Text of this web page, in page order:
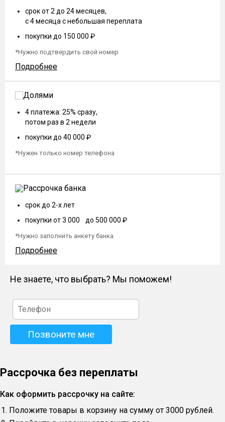
срок от 2 до 24 месяцев,
с 4 месяца с небольшая переплата
покупки до 150 000 ₽
*Нужно подтвердить свой номер
Подробнее
4 платежа: 25% сразу,
потом раз в 2 недели
покупки до 40 000 ₽
*Нужен только номер телефона
срок до 2-х лет
покупки от 3 000 до 500 000 ₽
*Нужно заполнить анкету банка
Подробнее
Не знаете, что выбрать? Мы поможем!
Рассрочка без переплаты
Как оформить рассрочку на сайте:
Положите товары в корзину на сумму от 3000 рублей.